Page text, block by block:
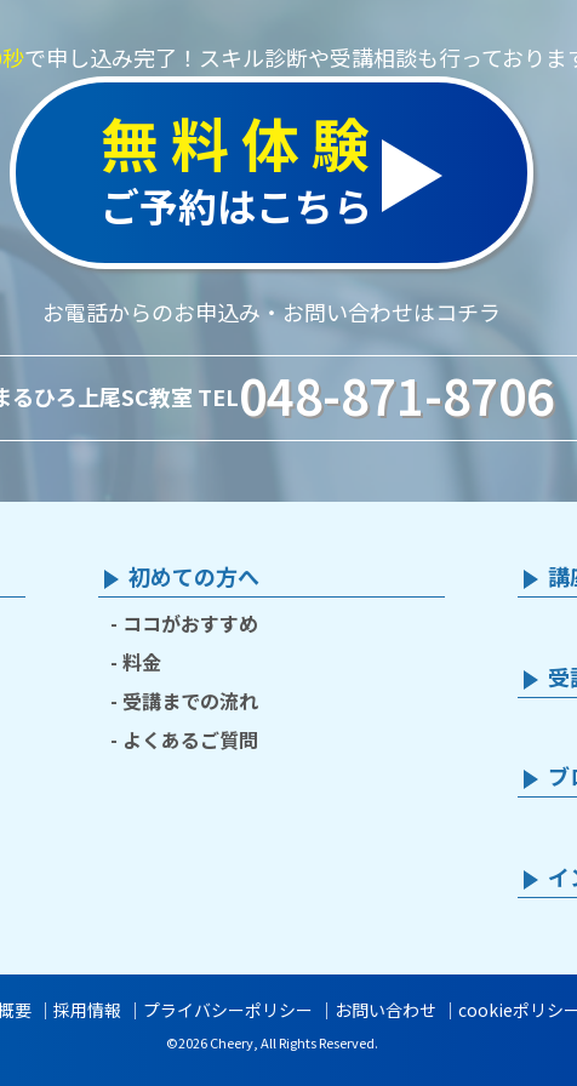
で申し込み完了！ スキル診断や受講相談も行っておりま
無料体験
ご予約はこちら
お電話からのお申込み・お問い合わせはコチラ
るひろ上尾SC教室 TEL048-871-8706
初めての方へ
ココがおすすめ
料金
受講までの流れ
よくあるご質問
講
受
ブ
イ
要 採用情報 プライバシーポリシー お問い合わせ cookieポリシ
©2026 Cheery, All Rights Reserved.